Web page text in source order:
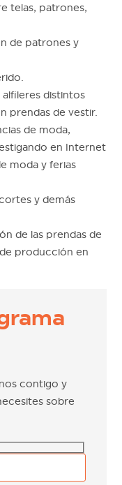
telas, patrones,
de patrones y
distintos
prendas de vestir.
de moda,
en Internet
moda y ferias
y demás
de las prendas de
producción en
contigo y
sobre